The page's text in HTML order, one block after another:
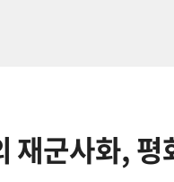
군사화, 평